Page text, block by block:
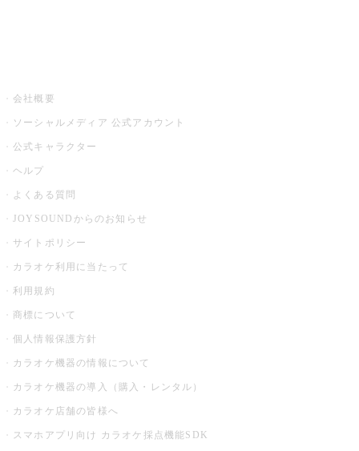
会社概要
ソーシャルメディア 公式アカウント
公式キャラクター
ヘルプ
よくある質問
JOYSOUNDからのお知らせ
サイトポリシー
カラオケ利用に当たって
利用規約
商標について
個人情報保護方針
カラオケ機器の情報について
カラオケ機器の導入（購入・レンタル）
カラオケ店舗の皆様へ
スマホアプリ向け カラオケ採点機能SDK